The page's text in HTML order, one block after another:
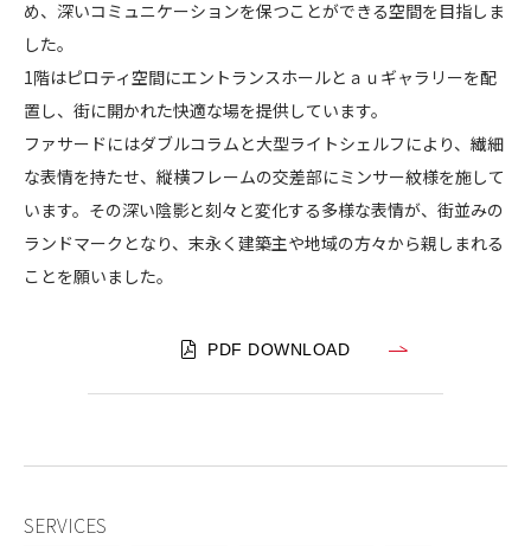
め、深いコミュニケーションを保つことができる空間を目指しま
した。
1階はピロティ空間にエントランスホールとａｕギャラリーを配
置し、街に開かれた快適な場を提供しています。
ファサードにはダブルコラムと大型ライトシェルフにより、繊細
な表情を持たせ、縦横フレームの交差部にミンサー紋様を施して
います。その深い陰影と刻々と変化する多様な表情が、街並みの
ランドマークとなり、末永く建築主や地域の方々から親しまれる
ことを願いました。
PDF DOWNLOAD
SERVICES